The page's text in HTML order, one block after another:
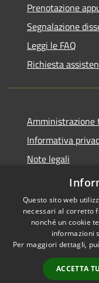
Prenotazione
Segnalazione
Leggi le FAQ
Richiesta
Amministrazione
Informativa
Note legali
Dichiarazione di
Accessibilità
Questo sito web
necessari al corretto
nonché un cookie
informazioni
Per maggiori dettagli,
ACCETTA